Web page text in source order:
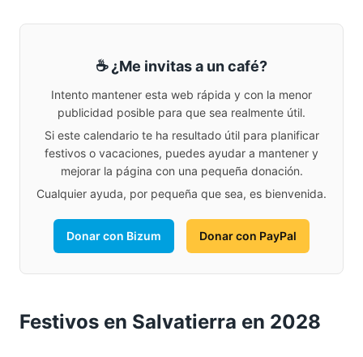
☕ ¿Me invitas a un café?
Intento mantener esta web rápida y con la menor
publicidad posible para que sea realmente útil.
Si este calendario te ha resultado útil para planificar
festivos o vacaciones, puedes ayudar a mantener y
mejorar la página con una pequeña donación.
Cualquier ayuda, por pequeña que sea, es bienvenida.
Donar con Bizum Donar con PayPal
Festivos en Salvatierra en 2028